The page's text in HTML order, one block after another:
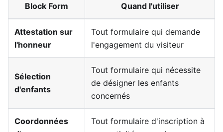
Block Form Quand l'utiliser
Attestation sur
l'honneur
Tout formulaire qui demande
l'engagement du visiteur
Sélection
d'enfants
Tout formulaire qui nécessite
de désigner les enfants
concernés
Coordonnées
Tout formulaire d'inscription à